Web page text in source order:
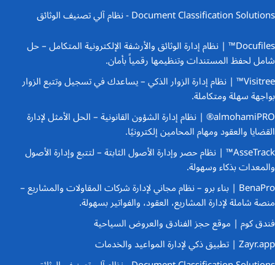
Document Classification Solutions - نظام آلي تصنيف الوثائق
Docufiles™ | نظام إدارة الوثائق والأرشفة الإلكترونية المتكامل
– حل
شامل لحفظ المستندات وتنظيمها رقمياً بأمان.
Visitree™ | نظام إدارة الزوار الذكي
– يساعدك في تسجيل وتتبع الزوار
بواجهة سهلة ومتكاملة.
almohamiPRO® | نظام إدارة الشؤون القانونية
– الحل الأمثل لإدارة
القضايا والعقود ومهام المحامين إلكترونيًا.
AsseTrack™ | نظام حصر وإدارة الأصول الثابتة
– لتتبع وإدارة الأصول
والمعدات بذكاء وسهولة.
BenaPro | بناء برو – نظام مجاني لإدارة شركات المقاولات والمشاريع
–
منصة شاملة لإدارة المشاريع، العقود، والفواتير بسهولة.
فندق كوم | موقع حجز الفنادق والعروض السياحية
Zayr.app | تطبيق ذكي لإدارة المواعيد والخدمات